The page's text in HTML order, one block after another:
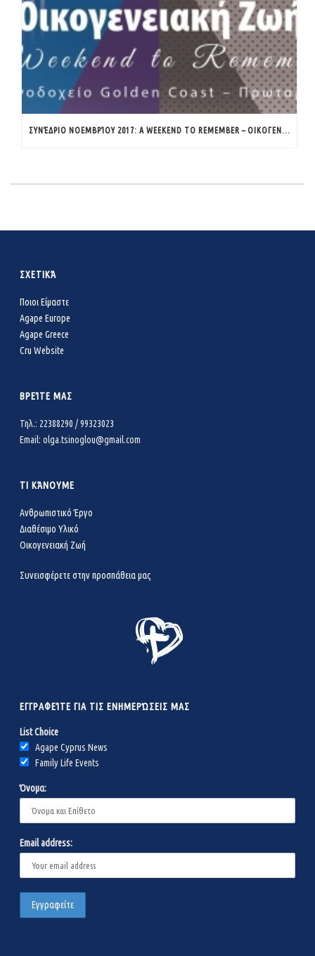
ΣΥΝΈΔΡΙΟ ΝΟΕΜΒΡΊΟΥ 2017: A WEEKEND TO REMEMBER – ΟΙΚΟΓΕΝΕΙΑΚΉ ΖΩΉ
ΣΧΕΤΙΚΆ
Ποιοι Είμαστε
Agape Europe
Agape Greece
Cru Website
ΒΡΕΊΤΕ ΜΑΣ
Τηλ.: 22388290 / 99323023
Email: olga.tsinoglou@gmail.com
ΤΙ ΚΆΝΟΥΜΕ
Ανθρωπιστικό Έργο
Διαθέσιμο Υλικό
Οικογενειακή Ζωή
Συνεισφέρετε στην προσπάθεια μας
ΕΓΓΡΑΦΕΊΤΕ ΓΙΑ ΤΙΣ ΕΝΗΜΕΡΏΣΕΙΣ ΜΑΣ
List Choice
Agape Cyprus News
Family Life Events
Όνομα:
Email address: